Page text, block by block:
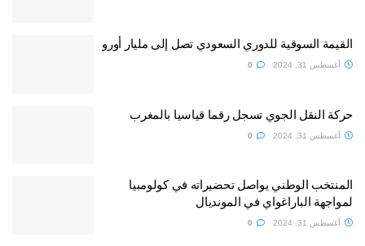
القيمة السوقية للدوري السعودي تصل إلى مليار أورو
أغسطس 31, 2024
حركة النقل الجوي تسجل رقما قياسيا بالمغرب
أغسطس 31, 2024
المنتخب الوطني يواصل تحضيراته في كولومبيا
لمواجهة الباراغواي في المونديال
أغسطس 31, 2024